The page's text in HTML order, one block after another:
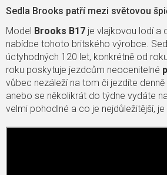
Sedla Brooks patří mezi světovou
Model Brooks B17 je vlajkovou lodí a
nabídce tohoto britského výrobce.
úctyhodných 120 let, konkrétně od
roku poskytuje jezdcům neocenitelné
vůbec nezáleží na tom či jezdíte
anebo se několikrát do týdne vydáte
velmi pohodlné a co je nejdůležitější,